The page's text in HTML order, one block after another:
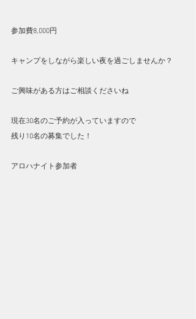
参加費8,000円
キャンプをしながら楽しい夜を過ごしませんか？
ご興味がある方はご相談くださいね
現在30名のご予約が入っていますので
残り10名の募集でした！
アロハナイト参加者